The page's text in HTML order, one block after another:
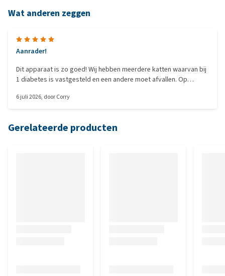
Wat anderen zeggen
Aanrader!
Dit apparaat is zo goed! Wij hebben meerdere katten waarvan bij
1 diabetes is vastgesteld en een andere moet afvallen. Op
makkelijk om te zorgen dat ieder zijn eigen portie eet. Ook
6 juli 2026, doorCorry
Gerelateerde producten